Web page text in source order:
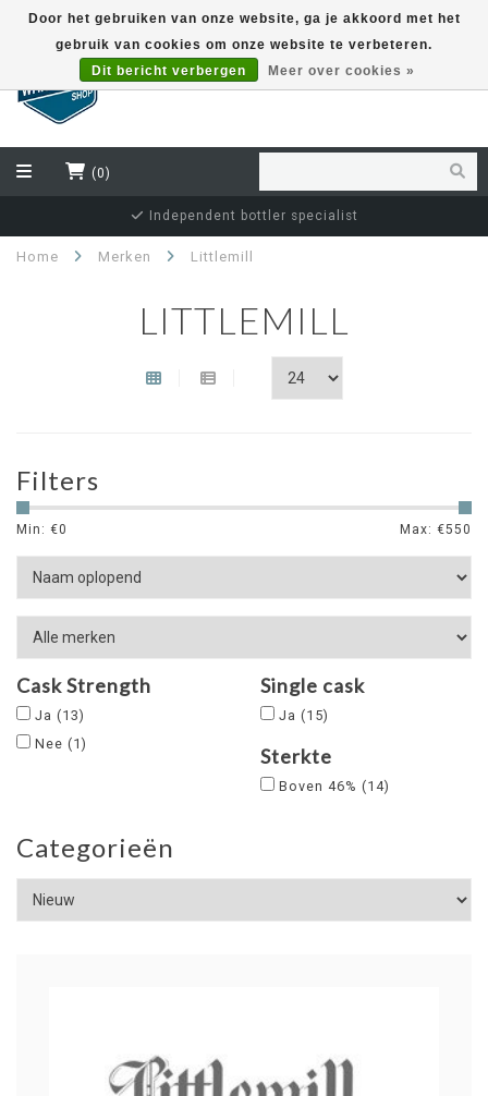
(0)
Independent bottler specialist
Home Merken Littlemill
LITTLEMILL
Filters
Min: €0 Max: €550
Cask Strength
Ja (13)
Nee (1)
Single cask
Ja (15)
Sterkte
Boven 46% (14)
Categorieën
Door het gebruiken van onze website, ga je akkoord met het
gebruik van cookies om onze website te verbeteren.
Dit bericht verbergen
Meer over cookies »